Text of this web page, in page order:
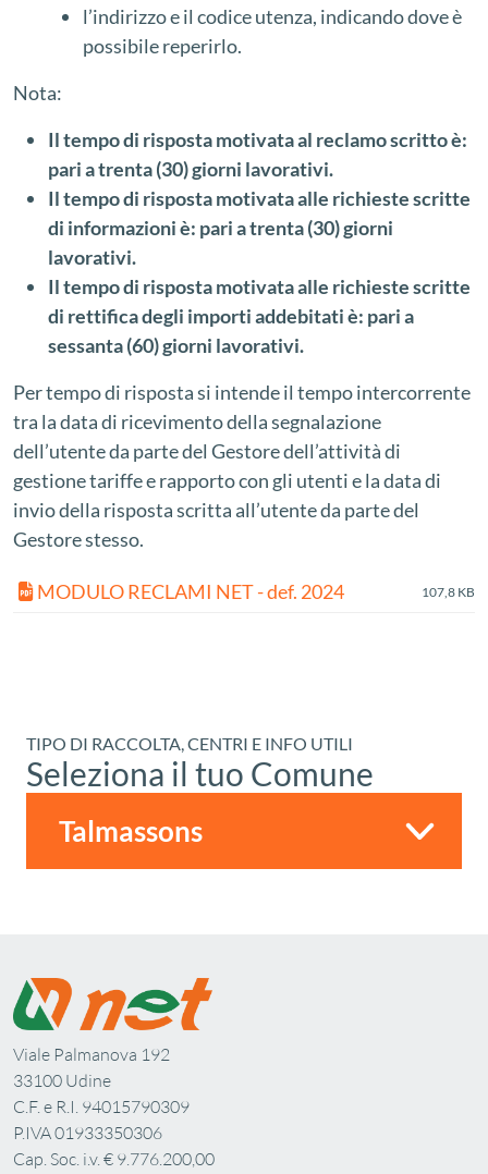
l’indirizzo e il codice utenza, indicando dove è
possibile reperirlo.
Nota:
Il tempo di risposta motivata al reclamo scritto è:
pari a trenta (30) giorni lavorativi.
Il tempo di risposta motivata alle richieste scritte
di informazioni è: pari a trenta (30) giorni
lavorativi.
Il tempo di risposta motivata alle richieste scritte
di rettifica degli importi addebitati è: pari a
sessanta (60) giorni lavorativi.
Per tempo di risposta si intende il tempo intercorrente
tra la data di ricevimento della segnalazione
dell’utente da parte del Gestore dell’attività di
gestione tariffe e rapporto con gli utenti e la data di
invio della risposta scritta all’utente da parte del
Gestore stesso.
MODULO RECLAMI NET - def. 2024 107,8 KB
TIPO DI RACCOLTA, CENTRI E INFO UTILI
Seleziona il tuo Comune
Viale Palmanova 192
33100 Udine
C.F. e R.I. 94015790309
P.IVA 01933350306
Cap. Soc. i.v. € 9.776.200,00